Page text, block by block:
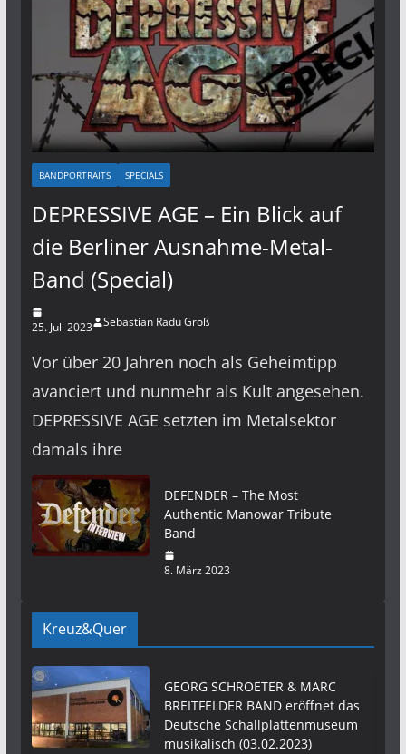
BANDPORTRAITS SPECIALS
DEPRESSIVE AGE – Ein Blick auf
die Berliner Ausnahme-Metal-
Band (Special)
25. Juli 2023 Sebastian Radu Groß
Vor über 20 Jahren noch als Geheimtipp
avanciert und nunmehr als Kult angesehen.
DEPRESSIVE AGE setzten im Metalsektor
damals ihre
DEFENDER – The Most
Authentic Manowar Tribute
Band
8. März 2023
Kreuz&Quer
GEORG SCHROETER & MARC
BREITFELDER BAND eröffnet das
Deutsche Schallplattenmuseum
musikalisch (03.02.2023)